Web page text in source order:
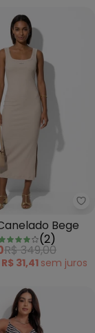
Canelado
Bege
(2)
R$ 349,00
R$ 31,41 sem juros